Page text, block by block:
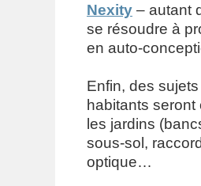
Nexity – autant
se résoudre à
en auto-
Enfin, des
habitants
les jardins
sous-sol,
optique…